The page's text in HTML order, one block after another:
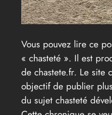
Vous pouvez lire ce
« chasteté ». Il est
de chastete.fr. Le site
objectif de publier
du sujet chasteté